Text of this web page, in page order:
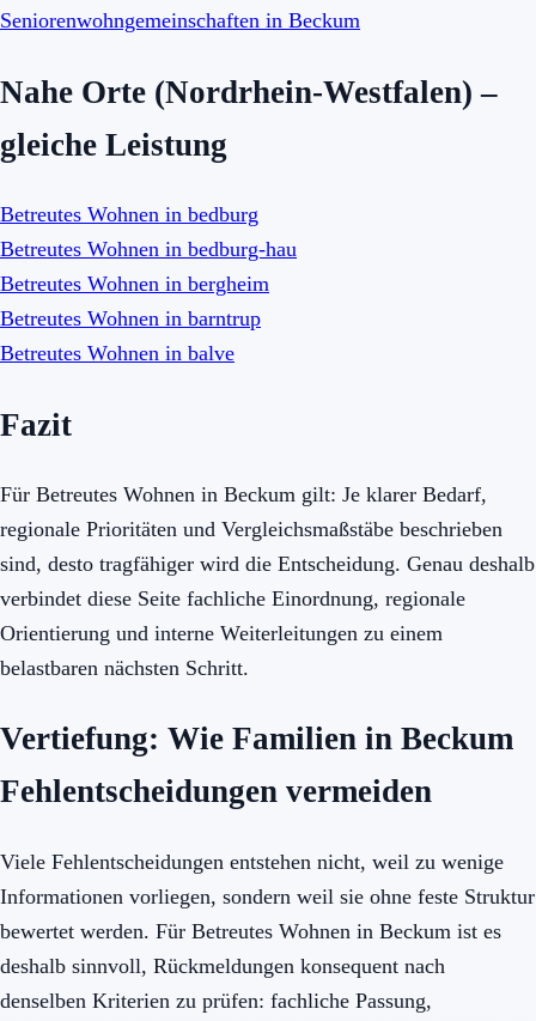
Seniorenwohngemeinschaften in Beckum
Nahe Orte (Nordrhein-Westfalen) –
gleiche Leistung
Betreutes Wohnen in bedburg
Betreutes Wohnen in bedburg-hau
Betreutes Wohnen in bergheim
Betreutes Wohnen in barntrup
Betreutes Wohnen in balve
Fazit
Für Betreutes Wohnen in Beckum gilt: Je klarer Bedarf,
regionale Prioritäten und Vergleichsmaßstäbe beschrieben
sind, desto tragfähiger wird die Entscheidung. Genau deshalb
verbindet diese Seite fachliche Einordnung, regionale
Orientierung und interne Weiterleitungen zu einem
belastbaren nächsten Schritt.
Vertiefung: Wie Familien in Beckum
Fehlentscheidungen vermeiden
Viele Fehlentscheidungen entstehen nicht, weil zu wenige
Informationen vorliegen, sondern weil sie ohne feste Struktur
bewertet werden. Für Betreutes Wohnen in Beckum ist es
deshalb sinnvoll, Rückmeldungen konsequent nach
denselben Kriterien zu prüfen: fachliche Passung,